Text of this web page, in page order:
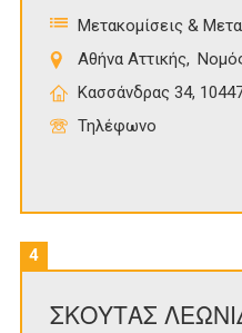
Μετακομίσεις &
Αθήνα Αττικής
Κασσάνδρας 34,
Τηλέφωνο
4
ΣΚΟΥΤΑΣ